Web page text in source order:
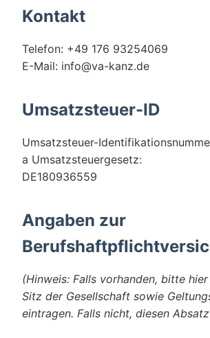
Kontakt
Telefon: +49 176 93254069
E-Mail: info@va-kanz.de
Umsatzsteuer-ID
Umsatzsteuer-
a Umsatzsteuergesetz:
DE180936559
Angaben zur
(Hinweis: Falls vorhanden, bitte
Sitz der Gesellschaft sowie
eintragen. Falls nicht, diesen